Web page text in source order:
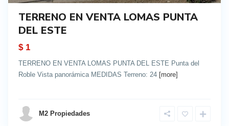
TERRENO EN VENTA LOMAS PUNTA
DEL ESTE
$ 1
TERRENO EN VENTA LOMAS PUNTA DEL ESTE Punta del
Roble Vista panorámica MEDIDAS Terreno: 24 [more]
M2 Propiedades